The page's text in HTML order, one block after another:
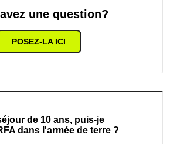
une question?
POSEZ-LA ICI
de 10 ans, puis-je
dans l'armée de terre ?